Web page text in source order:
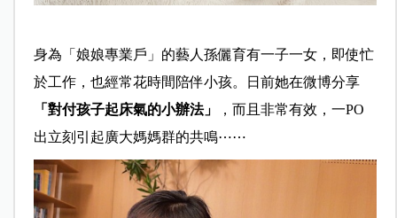
身為「娘娘專業戶」的藝人孫儷育有一子一女，即使忙
於工作，也經常花時間陪伴小孩。日前她在微博分享
「對付孩子起床氣的小辦法」
，而且非常有效，一PO
出立刻引起廣大媽媽群的共鳴⋯⋯